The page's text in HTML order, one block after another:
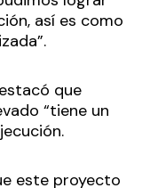
así es como
que
“tiene un
este proyecto